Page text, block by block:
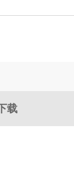
载